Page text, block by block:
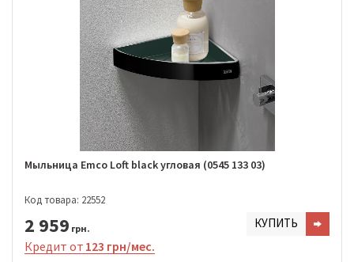
Мыльница Emco Loft black угловая (0545 133 03)
Код товара: 22552
2 959 грн. КУПИТЬ
Кредит от 123 грн/мес.